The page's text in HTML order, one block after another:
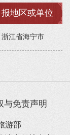
报地区或单位
浙江省海宁市
与免责声明
游部